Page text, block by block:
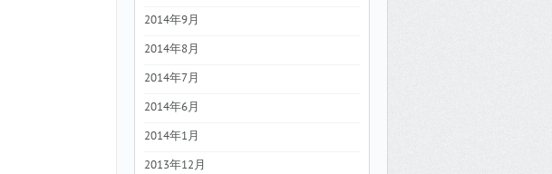
2014年9月
2014年8月
2014年7月
2014年6月
2014年1月
2013年12月